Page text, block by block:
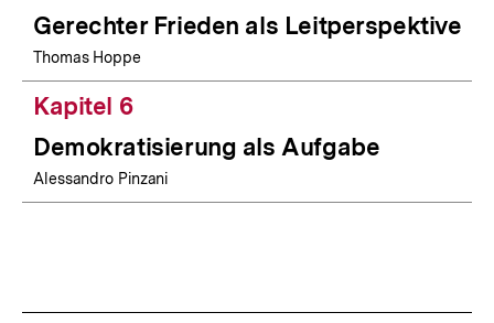
Gerechter Frieden als Leitperspektive
Thomas Hoppe
Kapitel 6
Demokratisierung als Aufgabe
Alessandro Pinzani